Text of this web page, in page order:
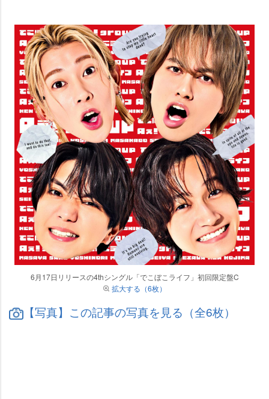
6月17日リリースの4thシングル「でこぼこライフ」初回限定盤C
拡大する（6枚）
【写真】この記事の写真を見る（全6枚）